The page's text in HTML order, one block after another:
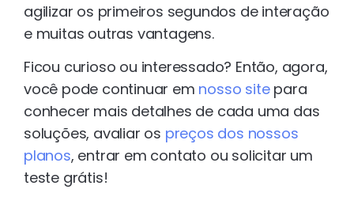
agilizar os primeiros segundos de interação
e muitas outras vantagens.
Ficou curioso ou interessado? Então, agora,
você pode continuar em nosso sitepara
conhecer mais detalhes de cada uma das
soluções, avaliar os preços dos nossos
planos, entrar em contato ou solicitar um
teste grátis!